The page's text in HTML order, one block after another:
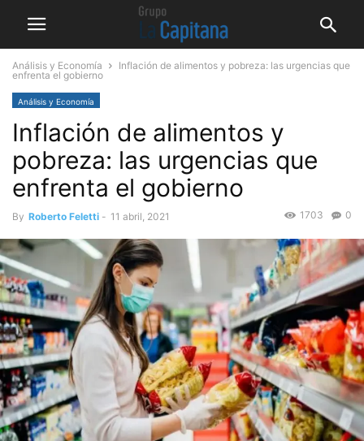
Análisis y Economía
Inflación de alimentos y pobreza: las urgencias que
enfrenta el gobierno
Análisis y Economía
Inflación de alimentos y
pobreza: las urgencias que
enfrenta el gobierno
By Roberto Feletti - 11 abril, 2021 0
1703